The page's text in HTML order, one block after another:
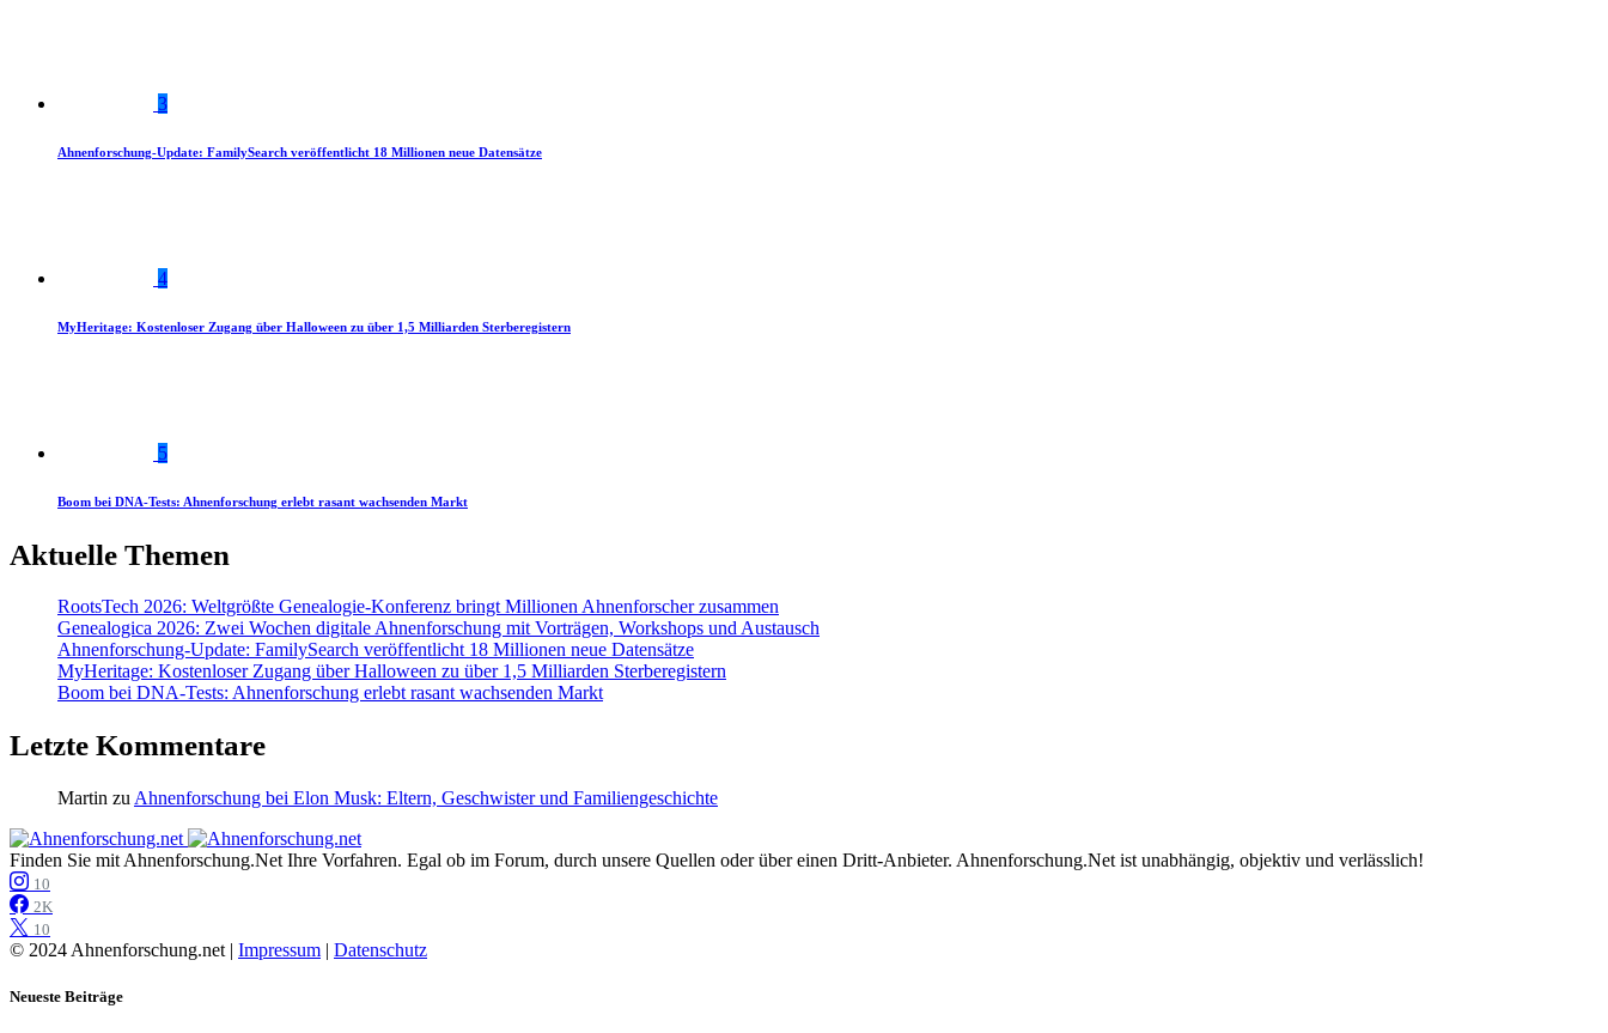
3
Ahnenforschung-Update: FamilySearch veröffentlicht 18 Millionen neue Datensätze
4
MyHeritage: Kostenloser Zugang über Halloween zu über 1,5 Milliarden Sterberegistern
5
Boom bei DNA-Tests: Ahnenforschung erlebt rasant wachsenden Markt
Aktuelle Themen
RootsTech 2026: Weltgrößte Genealogie-Konferenz bringt Millionen Ahnenforscher zusammen
Genealogica 2026: Zwei Wochen digitale Ahnenforschung mit Vorträgen, Workshops und Austausch
Ahnenforschung-Update: FamilySearch veröffentlicht 18 Millionen neue Datensätze
MyHeritage: Kostenloser Zugang über Halloween zu über 1,5 Milliarden Sterberegistern
Boom bei DNA-Tests: Ahnenforschung erlebt rasant wachsenden Markt
Letzte Kommentare
Martin zu Ahnenforschung bei Elon Musk: Eltern, Geschwister und Familiengeschichte
Finden Sie mit Ahnenforschung.Net Ihre Vorfahren. Egal ob im Forum, durch unsere Quellen oder über einen Dritt-Anbieter. Ahnenforschung.Net ist unabhängig, objektiv und verlässlich!
10
2K
10
© 2024 Ahnenforschung.net | Impressum | Datenschutz
Neueste Beiträge